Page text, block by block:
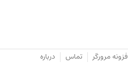
مرورگر تماس درباره